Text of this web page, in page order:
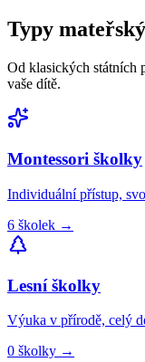
Typy
Od klasických státních
vaše dítě.
Montessori školky
Individuální přístup,
6 školek →
Lesníškolky
Výuka v přírodě, celý
0 školky →